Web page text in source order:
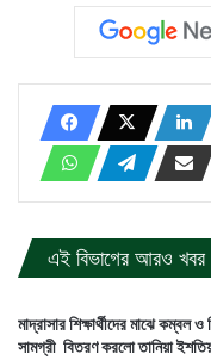
এই বিভাগের আরও খবর
মাদ্রাসার শিক্ষার্থীদের মাঝে কম্বল ও
সামগ্রী বিতরণ করলো তানিয়া